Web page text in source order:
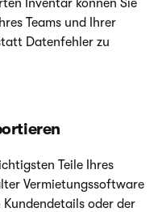
Inventar können Sie
Teams und Ihrer
Datenfehler zu
Teile Ihres
Vermietungssoftware
oder der